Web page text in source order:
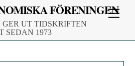
FÖRENINGEN
UT TIDSKRIFTEN
SEDAN 1973